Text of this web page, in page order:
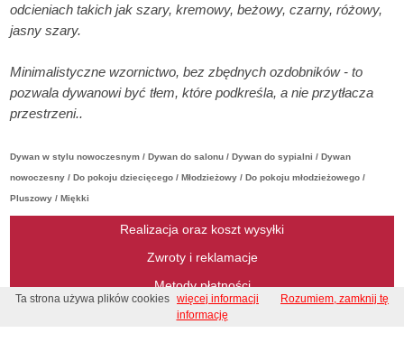
odcieniach takich jak szary, kremowy, beżowy, czarny, różowy,
jasny szary.
Minimalistyczne wzornictwo, bez zbędnych ozdobników - to
pozwala dywanowi być tłem, które podkreśla, a nie przytłacza
przestrzeni..
Dywan w stylu nowoczesnym / Dywan do salonu / Dywan do sypialni / Dywan
nowoczesny / Do pokoju dziecięcego / Młodzieżowy / Do pokoju młodzieżowego /
Pluszowy / Miękki
Realizacja oraz koszt wysyłki
Zwroty i reklamacje
Metody płatności
Regulamin
Ta strona używa plików cookies więcej informacji
Rozumiem, zamknij tę
informację